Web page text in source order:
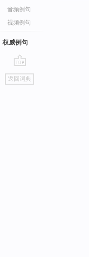
音频例句
视频例句
权威例句
go
top
返回词典